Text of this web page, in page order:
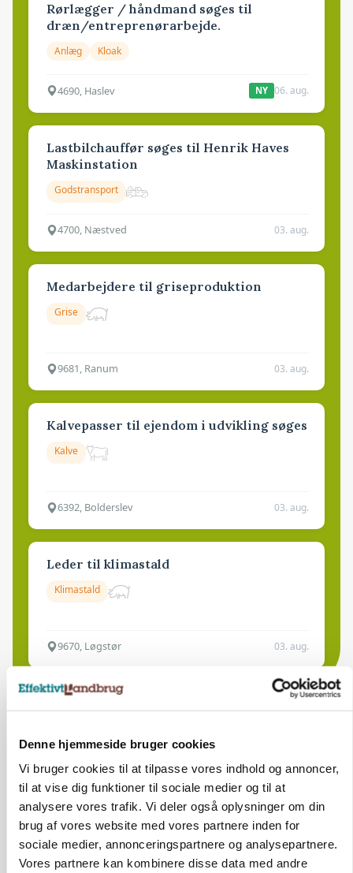
Denne hjemmeside bruger cookies
Vi bruger cookies til at tilpasse vores indhold og annoncer,
til at vise dig funktioner til sociale medier og til at
analysere vores trafik. Vi deler også oplysninger om din
brug af vores website med vores partnere inden for
sociale medier, annonceringspartnere og analysepartnere.
Vores partnere kan kombinere disse data med andre
Rørlægger / håndmand søges til
dræn/entreprenørarbejde.
Anlæg Kloak
4690, Haslev NY 06. aug.
Lastbilchauffør søges til Henrik Haves
Maskinstation
Godstransport
4700, Næstved 03. aug.
Medarbejdere til griseproduktion
Grise
9681, Ranum 03. aug.
Kalvepasser til ejendom i udvikling søges
Kalve
6392, Bolderslev 03. aug.
Leder til klimastald
Klimastald
9670, Løgstør 03. aug.